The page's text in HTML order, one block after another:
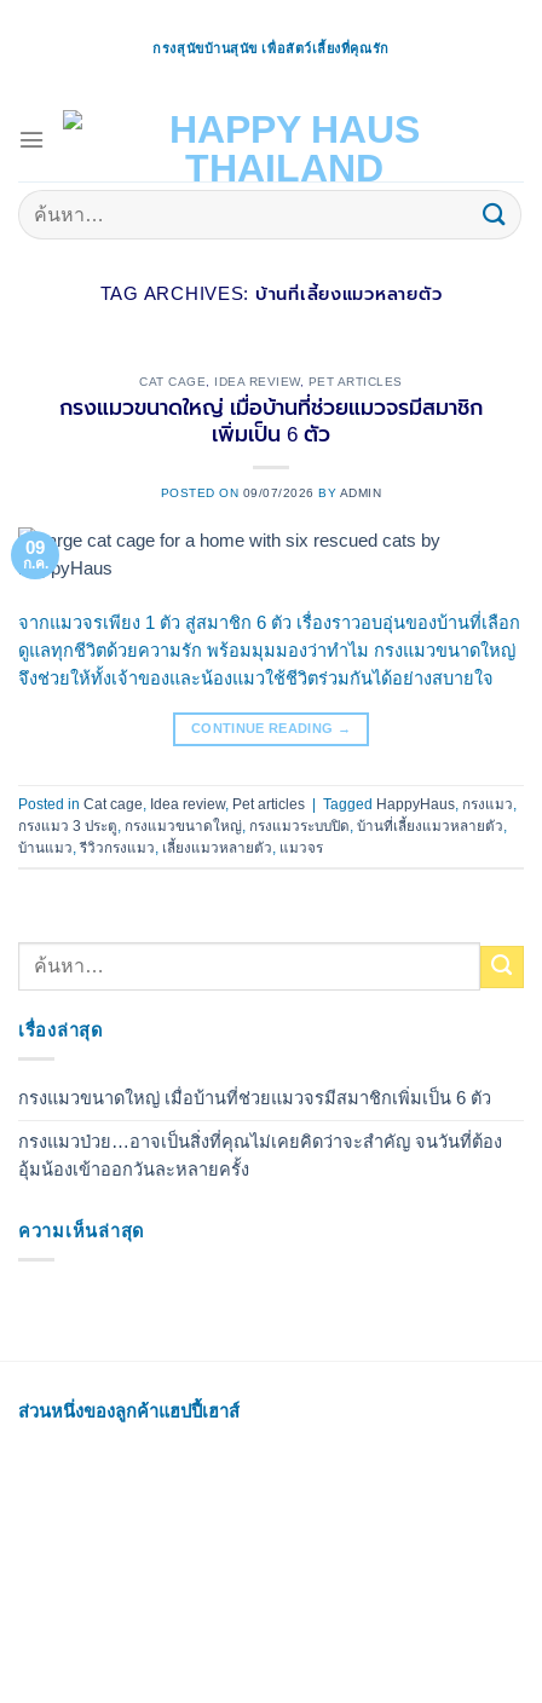
กรงสุนัขบ้านสุนัข เพื่อสัตว์เลี้ยงที่คุณรัก
ค้นหา:
TAG ARCHIVES: บ้านที่เลี้ยงแมวหลายตัว
เรื่องล่าสุด
กรงแมวขนาดใหญ่ เมื่อบ้านที่ช่วยแมวจรมีสมาชิกเพิ่มเป็น 6 ตัว
กรงแมวป่วย…อาจเป็นสิ่งที่คุณไม่เคยคิดว่าจะสำคัญ จนวันที่ต้อง
อุ้มน้องเข้าออกวันละหลายครั้ง
ความเห็นล่าสุด
CAT CAGE IDEA REVIEW, PET ARTICLES
กรงแมวขนาดใหญ่ เมื่อบ้านที่ช่วยแมวจรมีสมาชิก
เพิ่มเป็น 6 ตัว
POSTED ON 09/07/2026 BY ADMIN
09
ก.ค.
จากแมวจรเพียง 1 ตัว สู่สมาชิก 6 ตัว เรื่องราวอบอุ่นของบ้านที่เลือก
ดูแลทุกชีวิตด้วยความรัก พร้อมมุมมองว่าทำไม กรงแมวขนาดใหญ่
จึงช่วยให้ทั้งเจ้าของและน้องแมวใช้ชีวิตร่วมกันได้อย่างสบายใจ
CONTINUE READING →
Posted in Cat cage Idea review, Pet articles Tagged HappyHaus กรงแมว
กรงแมว 3 ประตู
กรงแมวขนาดใหญ่ กรงแมวระบบปิด บ้านที่เลี้ยงแมวหลายตัว
บ้านแมว ,รีวิวกรงแมว เลี้ยงแมวหลายตัว แมวจร
ส่วนหนึ่งของลูกค้าแฮปปี้เฮาส์